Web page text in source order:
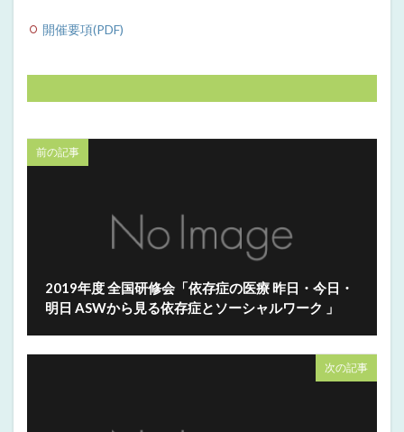
開催要項(PDF)
前の記事
2019年度 全国研修会「依存症の医療 昨日・今日・
明日 ASWから見る依存症とソーシャルワーク 」
次の記事